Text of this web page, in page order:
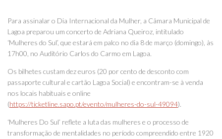
Para assinalar o Dia Internacional da Mulher, a Câmara Municipal de
Lagoa preparou um concerto de Adriana Queiroz, intitulado
‘Mulheres do Sul’, que estará em palco no dia 8 de março (domingo), às
17h00, no Auditório Carlos do Carmo em Lagoa.
Os bilhetes custam dez euros (20 por cento de desconto com
passaporte cultural e cartão Lagoa Social) e encontram-se à venda
nos locais habituais e online
(https://ticketline.sapo.pt/evento/mulheres-do-sul-49094).
‘Mulheres Do Sul’ reflete a luta das mulheres e o processo de
transformação de mentalidades no período compreendido entre 1920